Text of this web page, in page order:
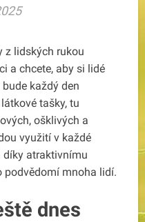
z lidských rukou
a chcete, aby si lidé
každý den
látkové tašky, tu
ošklivých a
využití v každé
díky atraktivnímu
podvědomí mnoha lidí.
dnes